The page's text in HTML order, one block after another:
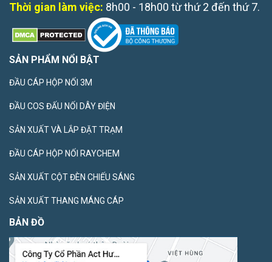
Thời gian làm việc: 8h00 - 18h00 từ thứ 2 đến thứ 7.
SẢN PHẨM NỔI BẬT
ĐẦU CÁP HỘP NỐI 3M
ĐẦU COS ĐẤU NỐI DÂY ĐIỆN
SẢN XUẤT VÀ LẮP ĐẶT TRẠM
ĐẦU CÁP HỘP NỐI RAYCHEM
SẢN XUẤT CỘT ĐÈN CHIẾU SÁNG
SẢN XUẤT THANG MÁNG CÁP
BẢN ĐỒ